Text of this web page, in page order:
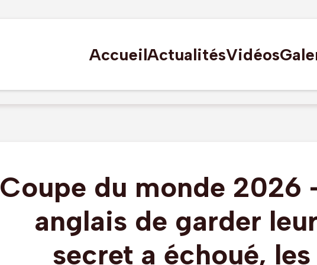
AccueilActualitésVidéos
Coupe du monde 2026
anglais de garder
secret a échoué,